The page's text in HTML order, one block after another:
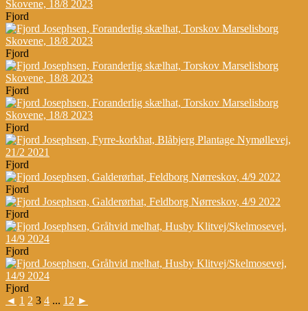
Fjord
Fjord
Fjord
Fjord
Fjord
Fjord
Fjord
Fjord
Fjord
◄ 1 2 3 4 ... 12 ►